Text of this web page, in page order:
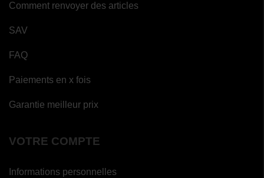
avis)
Comment renvoyer des articles
SAV
FAQ
Paiements en x fois
Garantie meilleur prix
VOTRE COMPTE
Informations personnelles